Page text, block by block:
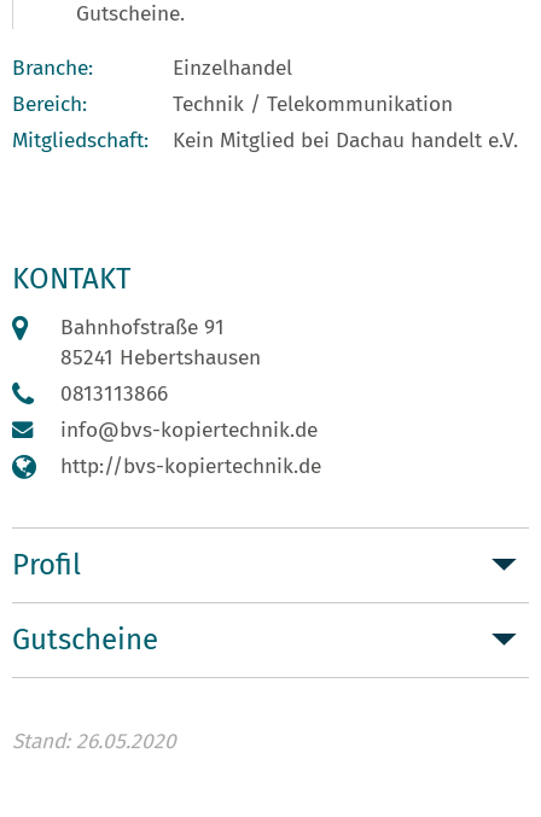
Gutscheine.
Branche:
Einzelhandel
Bereich:
Technik / Telekommunikation
Mitgliedschaft:
Kein Mitglied bei Dachau handelt e.V.
KONTAKT
Bahnhofstraße 91
85241 Hebertshausen
0813113866
info@bvs-kopiertechnik.de
http://bvs-kopiertechnik.de
Profil
Gutscheine
Stand: 26.05.2020